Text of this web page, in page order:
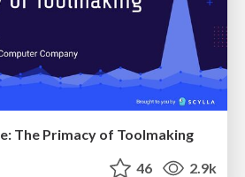
The Primacy of Toolmaking
46 2.9k